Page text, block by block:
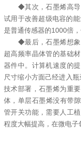
◆其次，石墨烯高导
试用于改善超级电容的
是普通传感器的1000倍
◆最后，石墨烯想象
超高频率晶体管的基础
器件中。计算机速度的
尺寸缩小方面己经进入
技术部署，石墨烯为重
体，单层石墨烯没有带
管开关功能，需要人工
程度大幅提高，在微电子